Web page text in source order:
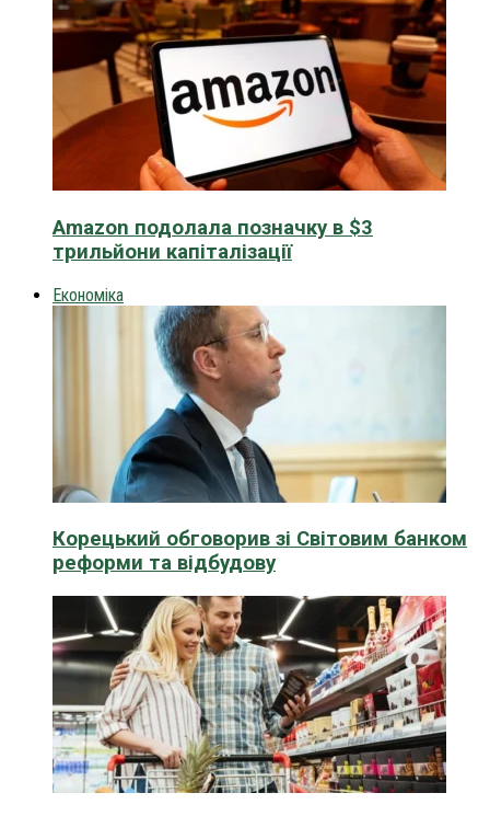
Amazon подолала позначку в $3
трильйони капіталізації
Економіка
Корецький обговорив зі Світовим банком
реформи та відбудову